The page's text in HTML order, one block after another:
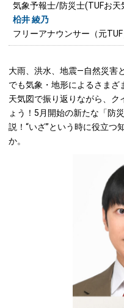
気象予報士/防災士(TUFお天
柗井 綾乃
フリーアナウンサー（元
大雨、洪水、地震―自然災害
でも気象・地形によるさまざ
天気図で振り返りながら、ク
ょう！5月開始の新たな「防
説！“いざ”という時に役立つ
か。